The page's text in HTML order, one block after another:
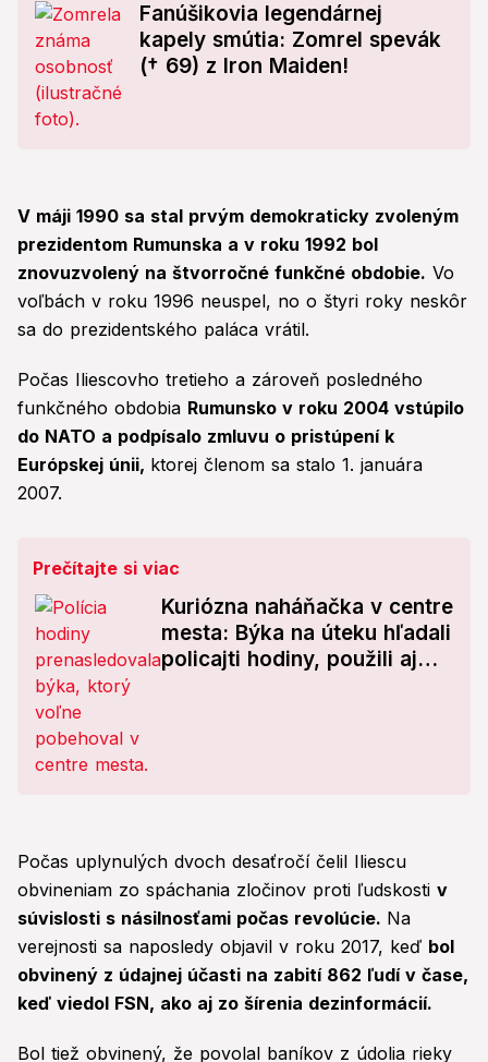
Fanúšikovia legendárnej
kapely smútia: Zomrel spevák
(† 69) z Iron Maiden!
V máji 1990 sa stal prvým demokraticky zvoleným
prezidentom Rumunska a v roku 1992 bol
znovuzvolený na štvorročné funkčné obdobie. Vo
voľbách v roku 1996 neuspel, no o štyri roky neskôr
sa do prezidentského paláca vrátil.
Počas Iliescovho tretieho a zároveň posledného
funkčného obdobia Rumunsko v roku 2004 vstúpilo
do NATO a podpísalo zmluvu o pristúpení k
Európskej únii, ktorej členom sa stalo 1. januára
2007.
Prečítajte si viac
Kuriózna naháňačka v centre
mesta: Býka na úteku hľadali
policajti hodiny, použili aj
Počas uplynulých dvoch desaťročí čelil Iliescu
obvineniam zo spáchania zločinov proti ľudskosti v
súvislosti s násilnosťami počas revolúcie. Na
verejnosti sa naposledy objavil v roku 2017, keď bol
obvinený z údajnej účasti na zabití 862 ľudí v čase,
keď viedol FSN, ako aj zo šírenia dezinformácií.
Bol tiež obvinený, že povolal baníkov z údolia rieky